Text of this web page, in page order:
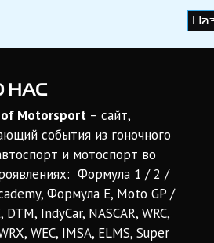
НАС
of Motorsport – сайт,
события из гоночного
и мотоспорт во
Формула 1 / 2 /
Формула Е, Moto GP /
IndyCar, NASCAR, WRC,
WEC, IMSA, ELMS, Super